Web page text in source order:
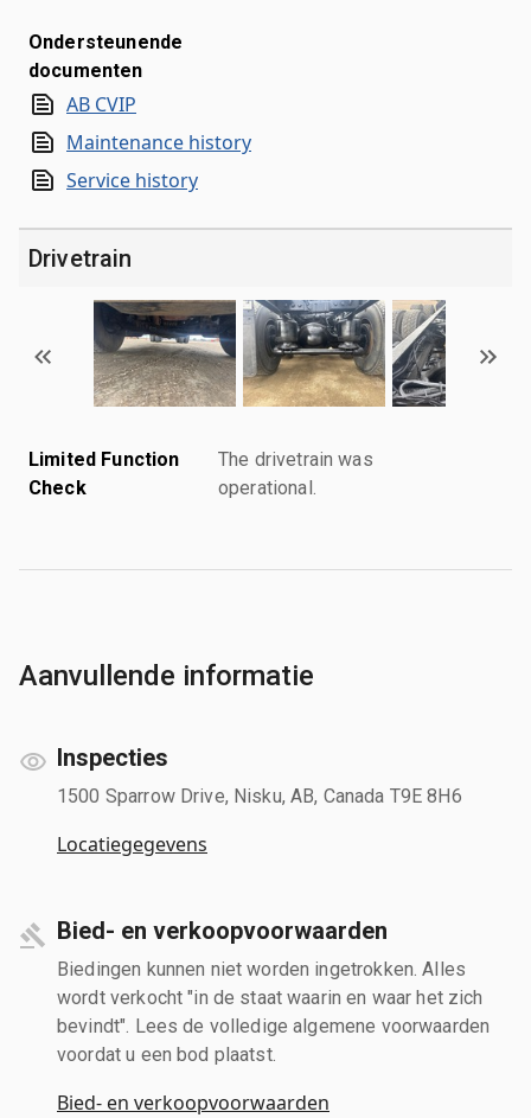
Ondersteunende
documenten
AB CVIP
Maintenance history
Service history
Drivetrain
Limited Function
Check
The drivetrain was
operational.
Aanvullende informatie
Inspecties
1500 Sparrow Drive, Nisku, AB, Canada T9E 8H6
Locatiegegevens
Bied- en verkoopvoorwaarden
Biedingen kunnen niet worden ingetrokken. Alles
wordt verkocht "in de staat waarin en waar het zich
bevindt". Lees de volledige algemene voorwaarden
voordat u een bod plaatst.
Bied- en verkoopvoorwaarden